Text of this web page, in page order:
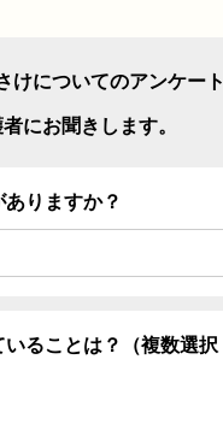
けについてのアンケート
にお聞きします。
りますか？
ることは？（複数選択